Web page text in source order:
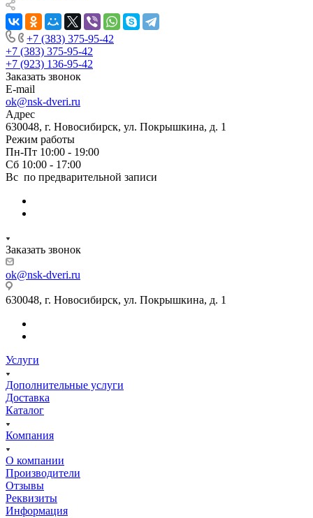
установили! Установщики сделали свою
работу очень аккуратно, после себя убрали
абсолютно всю строительную пыль и
оставили идеальный порядок.Спасибо вам!
+7 (383) 375-95-42
+7 (383) 375-95-42
+7 (923) 136-95-42
Заказать звонок
E-mail
ok@nsk-dveri.ru
Адрес
630048, г. Новосибирск, ул. Покрышкина, д. 1
Режим работы
Пн-Пт 10:00 - 19:00
Сб 10:00 - 17:00
Вс по предварительной записи
Заказать звонок
ok@nsk-dveri.ru
630048, г. Новосибирск, ул. Покрышкина, д. 1
Услуги
Дополнительные услуги
Доставка
Каталог
Компания
О компании
Производители
Отзывы
Реквизиты
Информация